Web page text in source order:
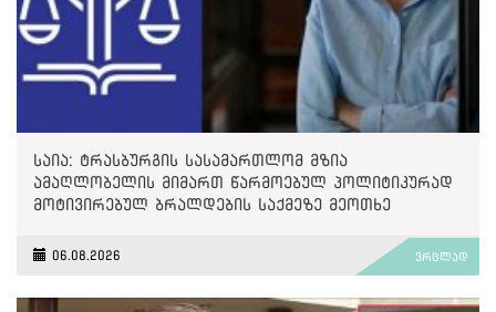
საია: ტრასბურგის სასამართლომ მზია
ამაღლობელის მიმართ წარმოებულ პოლიტიკურად
მოტივირებულ ბრალდების საქმეზე მეოთხე
06.08.2026 ვრცლად